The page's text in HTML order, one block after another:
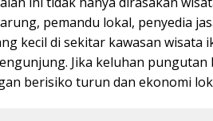
pemandu lokal, penyedia
kecil di sekitar kawasan wisata
Jika keluhan
berisiko turun dan ekonomi